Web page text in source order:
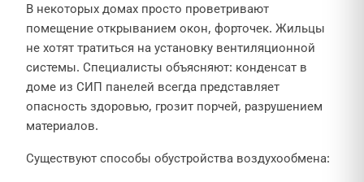
В некоторых домах просто проветривают
помещение открыванием окон, форточек. Жильцы
не хотят тратиться на установку вентиляционной
системы. Специалисты объясняют: конденсат в
доме из СИП панелей всегда представляет
опасность здоровью, грозит порчей, разрушением
материалов.
Существуют способы обустройства воздухообмена: